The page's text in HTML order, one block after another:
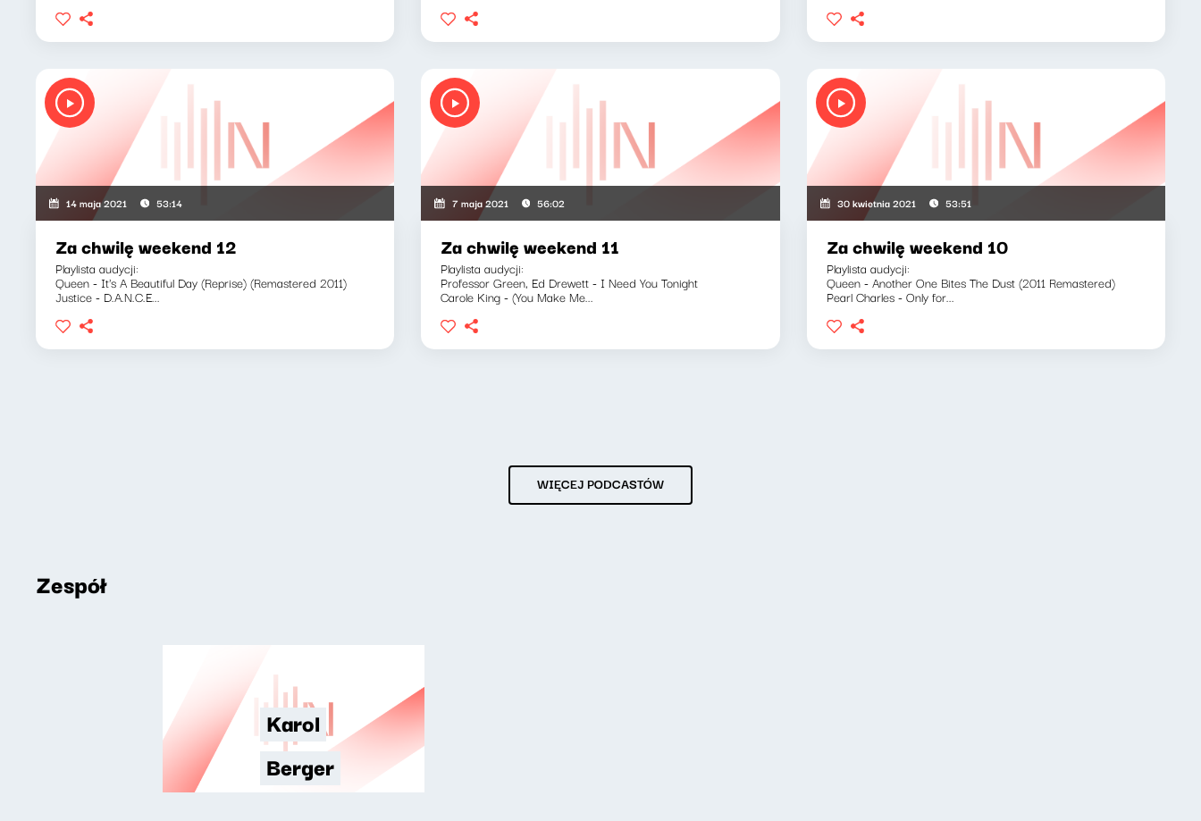
14 maja 2021 53:14
Za chwilę weekend 12
Playlista audycji:
Queen - It's A Beautiful Day (Reprise) (Remastered 2011)
Justice - D.A.N.C.E...
7 maja 2021 56:02
Za chwilę weekend 11
Playlista audycji:
Professor Green, Ed Drewett - I Need You Tonight
Carole King - (You Make Me...
30 kwietnia 2021 53:51
Za chwilę weekend 10
Playlista audycji:
Queen - Another One Bites The Dust (2011 Remastered)
Pearl Charles - Only for...
WIĘCEJ PODCASTÓW
Zespół
Karol
Berger